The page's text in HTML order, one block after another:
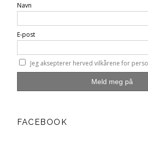
Navn
E-post
Jeg aksepterer herved vilkårene for
FACEBOOK